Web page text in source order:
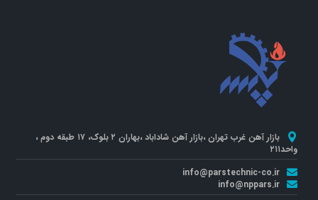
بازار آهن غرب تهران ،بازار آهن شاداباد ،بهاران ۲ بلوک، ۱۷ طبقه دوم ،
واحد۲۱۱
info@parstechnic-co.ir
info@nppars.ir